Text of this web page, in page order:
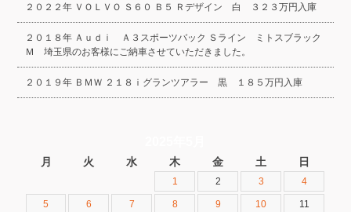
２０２２年 ＶＯＬＶＯ Ｓ６０ Ｂ５ Ｒデザイン 白 ３２３万円入庫
２０１８年 Ａｕｄｉ Ａ３スポーツバック Ｓライン ミトスブラック
Ｍ 埼玉県のお客様にご納車させていただきました。
２０１９年 ＢＭＷ ２１８ｉグランツアラー 黒 １８５万円入庫
月 火 水 木 金 土 日
1 2 3 4
5 6 7 8 9 10 11